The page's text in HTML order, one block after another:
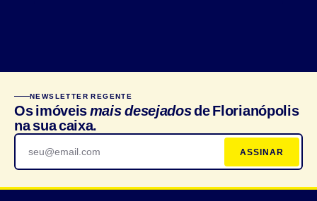
NEWSLETTER REGENTE
Os imóveismais desejadosde Florianópolis
na sua caixa.
ASSINAR